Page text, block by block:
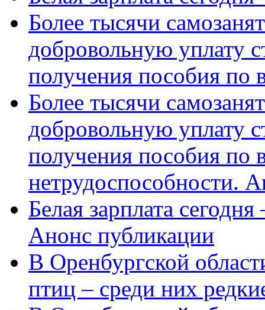
Более тысячи
добровольную уплату
получения пособия по
Более тысячи
добровольную уплату
получения пособия по
нетрудоспособности.
Белая зарплата
Анонс публикации
В Оренбургской
птиц – среди них